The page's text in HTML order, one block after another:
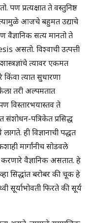
पण प्रत्यक्षात ते वस्तुनिष्ठ
आजचे बहुमत उद्याचे
सत्य मानतो ते
असतो. विश्वाची उत्पत्ती
त्यावर एकमत
त्यात सुधारणा
तरी अल्पमतात
विस्तारभयास्तव ते
संशोधन-पत्रिकेत प्रसिद्ध
ही विज्ञानाची पद्धत
मार्गांनीच सोडवले
वैज्ञानिक असतात. हे
सिद्धांत बरोबर की चूक हे
सूर्याभोवती फिरते की सूर्य